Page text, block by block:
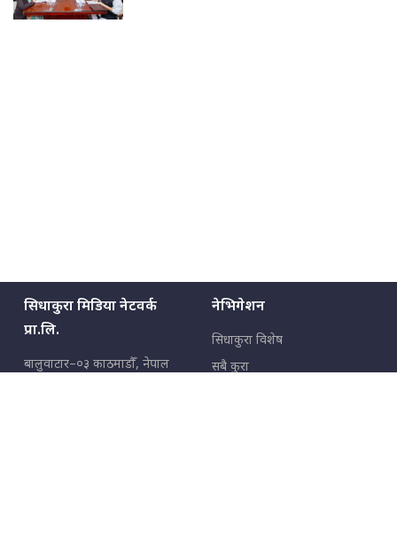
सिधाकुरा मिडिया नेटवर्क
प्रा.लि.
बालुवाटार–०३ काठमाडौँ, नेपाल
नेभिगेशन
सिधाकुरा विशेष
सबै कुरा